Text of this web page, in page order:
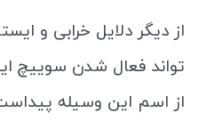
از دیگر دلایل خرابی و
تواند فعال شدن سوییچ
از اسم این وسیله